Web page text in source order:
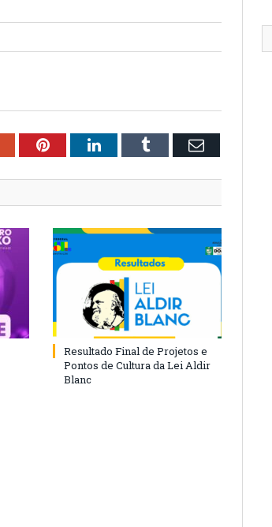
PinterestLinkedInTumblr Email
Resultado Final de Projetos e
Pontos de Cultura da Lei Aldir
Blanc